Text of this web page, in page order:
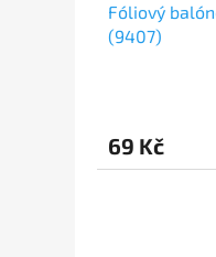
Fóliový
(9407)
69 Kč